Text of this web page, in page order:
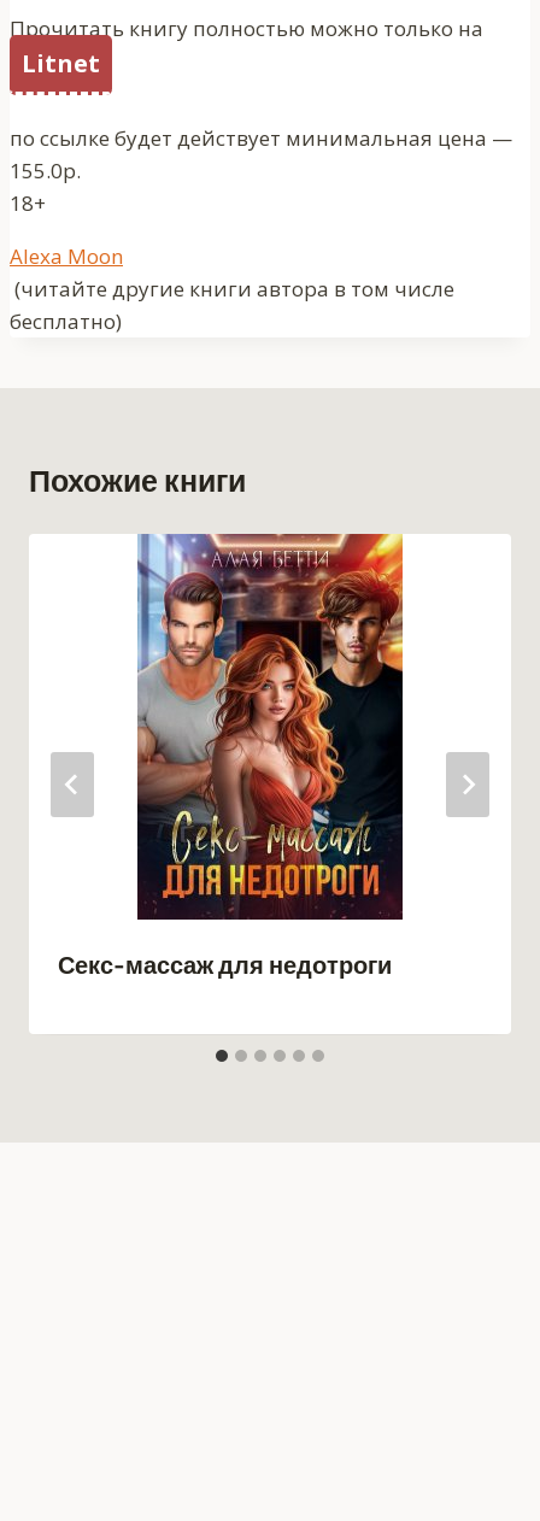
Прочитать книгу полностью можно только на
Litnet
по ссылке будет действует минимальная цена —
155.0р.
18+
Метки
записи:
Alexa Moon
(читайте другие книги автора в том числе
бесплатно)
Похожие книги
Секс-массаж для недотроги